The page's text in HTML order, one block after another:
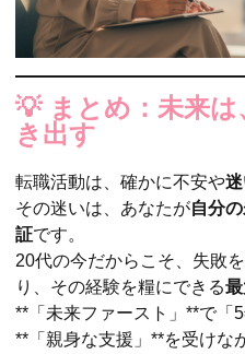
💡 まとめ：未来
き出す
転職活動は、確かに不安や
その迷いは、あなたが自分
証です。
20代の今だからこそ、失敗
り、その経験を糧にできる
**「未来ファースト」**で「
**「親身な支援」**を受けな